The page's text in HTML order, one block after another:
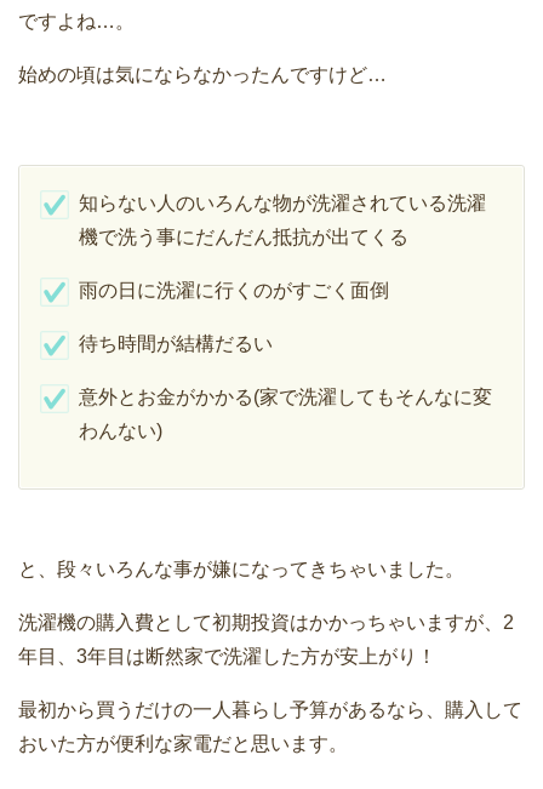
ですよね…。
始めの頃は気にならなかったんですけど…
知らない人のいろんな物が洗濯されている洗濯
機で洗う事にだんだん抵抗が出てくる
雨の日に洗濯に行くのがすごく面倒
待ち時間が結構だるい
意外とお金がかかる(家で洗濯してもそんなに変
わんない)
と、段々いろんな事が嫌になってきちゃいました。
洗濯機の購入費として初期投資はかかっちゃいますが、2
年目、3年目は断然家で洗濯した方が安上がり！
最初から買うだけの一人暮らし予算があるなら、購入して
おいた方が便利な家電だと思います。